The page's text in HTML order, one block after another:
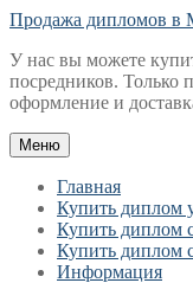
Продажа дипломов в
У нас вы можете
посредников. Только
оформление и
Меню
Главная
Купить диплом
Купить диплом
Купить диплом
Информация